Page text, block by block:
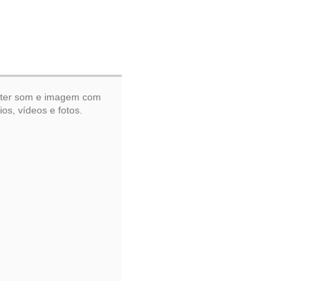
som e imagem com
vídeos e fotos.